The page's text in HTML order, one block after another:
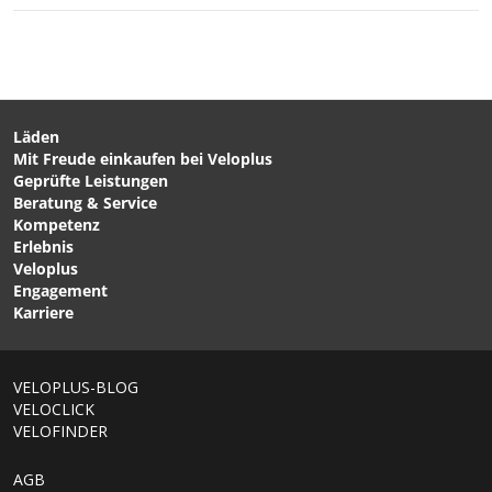
Pumpenadapter mit
CHF 9.90
SCHWALBE STANDARD
Schlauch schwarz von
SCHWALBE
CHF 12.70
Läden
Mit Freude einkaufen bei Veloplus
Geprüfte Leistungen
Beratung & Service
Kompetenz
Erlebnis
Veloplus
Engagement
Karriere
VELOPLUS-BLOG
VELOCLICK
VELOFINDER
AGB